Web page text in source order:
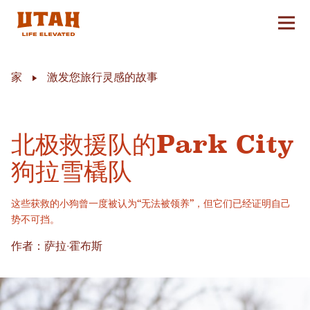
切换
家 激发您旅行灵感的故事
北极救援队的Park City
狗拉雪橇队
这些获救的小狗曾一度被认为“无法被领养”，但它们已经证明自己
势不可挡。
作者：萨拉·霍布斯